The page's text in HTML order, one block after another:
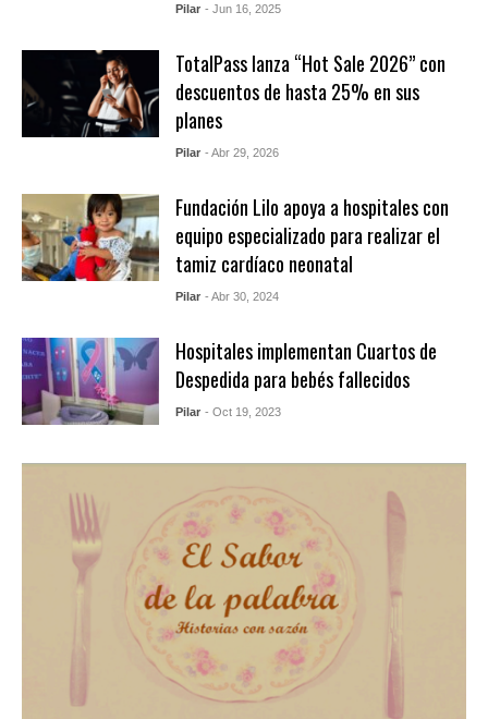
Pilar - Jun 16, 2025
TotalPass lanza “Hot Sale 2026” con
descuentos de hasta 25% en sus
planes
Pilar - Abr 29, 2026
Fundación Lilo apoya a hospitales con
equipo especializado para realizar el
tamiz cardíaco neonatal
Pilar - Abr 30, 2024
Hospitales implementan Cuartos de
Despedida para bebés fallecidos
Pilar - Oct 19, 2023